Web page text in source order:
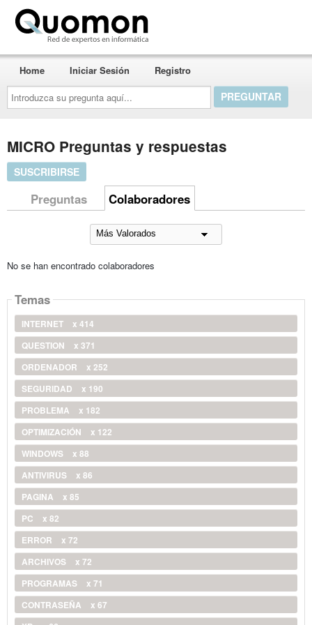
Introduzca
su
pregunta
aquí...
Home Iniciar Sesión Registro
MICRO Preguntas y respuestas
SUSCRIBIRSE
Preguntas Colaboradores
No se han encontrado colaboradores
Temas
INTERNET
x 414
QUESTION
x 371
ORDENADOR
x 252
SEGURIDAD
x 190
PROBLEMA
x 182
OPTIMIZACIÓN
x 122
WINDOWS
x 88
ANTIVIRUS
x 86
PAGINA
x 85
PC
x 82
ERROR
x 72
ARCHIVOS
x 72
PROGRAMAS
x 71
CONTRASEÑA
x 67